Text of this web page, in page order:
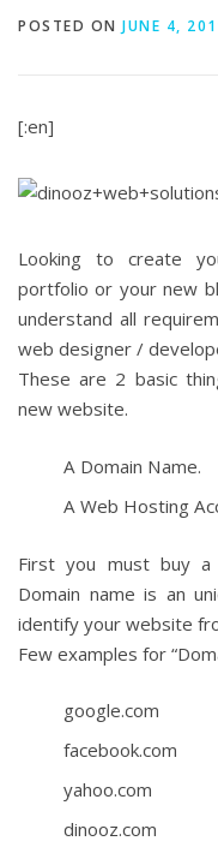
POSTED ON JUNE 4,
[:en]
Looking to create
portfolio or your new
understand all
web designer /
These are 2 basic
new website.
A Domain Name.
A Web Hosting
First you must buy a
Domain name is an
identify your website
Few examples for
google.com
facebook.com
yahoo.com
dinooz.com